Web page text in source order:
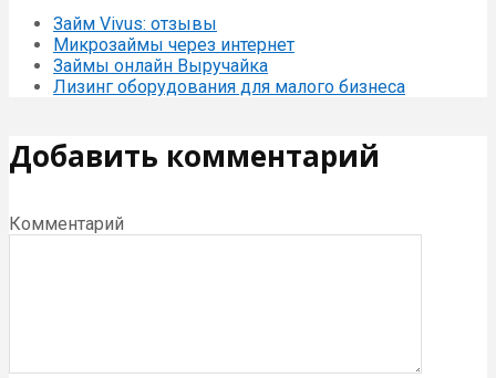
Займ Vivus: отзывы
Микрозаймы через интернет
Займы онлайн Выручайка
Лизинг оборудования для малого бизнеса
Добавить комментарий
Комментарий